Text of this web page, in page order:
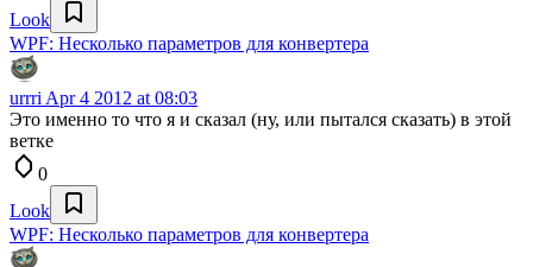
Look
WPF: Несколько параметров для конвертера
urrri Apr 4 2012 at 08:03
Это именно то что я и сказал (ну, или пытался сказать) в этой
ветке
0
Look
WPF: Несколько параметров для конвертера